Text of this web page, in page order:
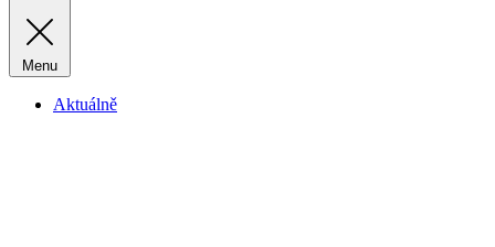
Menu
Aktuálně